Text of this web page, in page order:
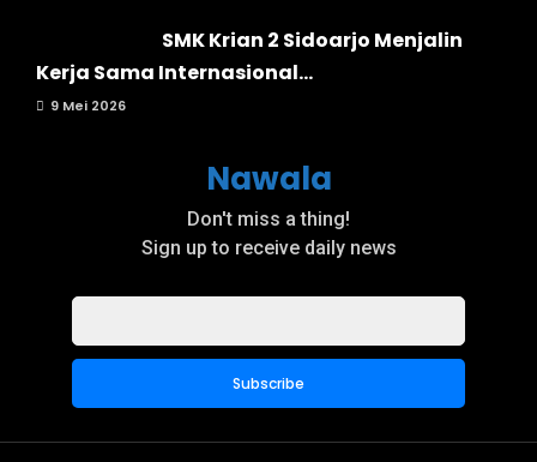
SMK Krian 2 Sidoarjo Menjalin
Kerja Sama Internasional...
9 Mei 2026
Nawala
Don't miss a thing!
Sign up to receive daily news